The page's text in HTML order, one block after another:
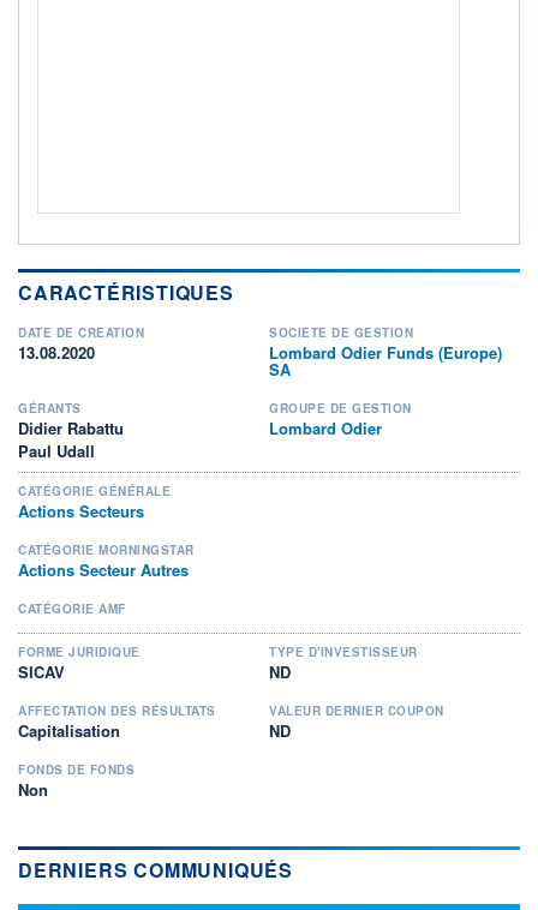
CARACTÉRISTIQUES
DATE DE CRÉATION
13.08.2020
SOCIÉTÉ DE GESTION
Lombard Odier Funds (Europe)
SA
GÉRANTS
Didier Rabattu
Paul Udall
GROUPE DE GESTION
Lombard Odier
CATÉGORIE GÉNÉRALE
Actions Secteurs
CATÉGORIE MORNINGSTAR
Actions Secteur Autres
CATÉGORIE AMF
FORME JURIDIQUE
SICAV
TYPE D'INVESTISSEUR
ND
AFFECTATION DES RÉSULTATS
Capitalisation
VALEUR DERNIER COUPON
ND
FONDS DE FONDS
Non
DERNIERS COMMUNIQUÉS